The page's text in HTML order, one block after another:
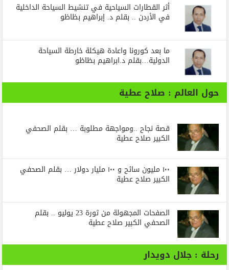
أثر القطارات السياحية في تنشيط السياحة الداخلية
في الأردن .. بقلم د. إبراهيم بظاظو
ما بعد كورونا واعادة هيكلة خارطة السياحة
الدولية…بقلم د.ابراهيم بظاظو
حول العالم : صلاح عطية
قصة نجاح ..ومواجهة مطلوبة … بقلم الصحفي
الكبير صلاح عطية
١٠٠ مليون سائح و ١٠٠ مليار دولار … بقلم الصحفي
الكبير صلاح عطية
الصفحات المجهولة من ثورة 23 يوليو .. بقلم
الصحفي الكبير صلاح عطية
رحلة : جلال دويدار